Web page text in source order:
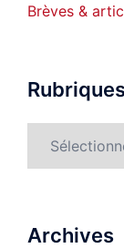
Brèves &
détaillées
Archives